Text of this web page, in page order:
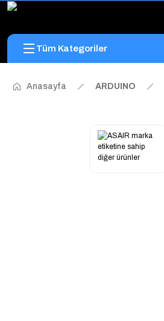
Tüm Kategoriler
Anasayfa ARDUINO